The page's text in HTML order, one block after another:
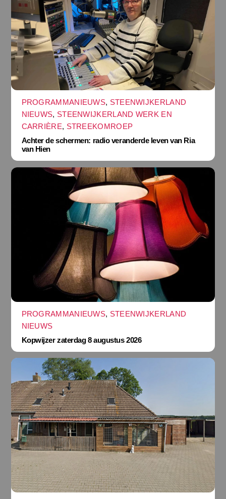
PROGRAMMANIEUWS, STEENWIJKERLAND
NIEUWS, STEENWIJKERLAND WERK EN
CARRIÈRE, STREEKOMROEP
Achter de schermen: radio veranderde leven van Ria
van Hien
PROGRAMMANIEUWS, STEENWIJKERLAND
NIEUWS
Kopwijzer zaterdag 8 augustus 2026